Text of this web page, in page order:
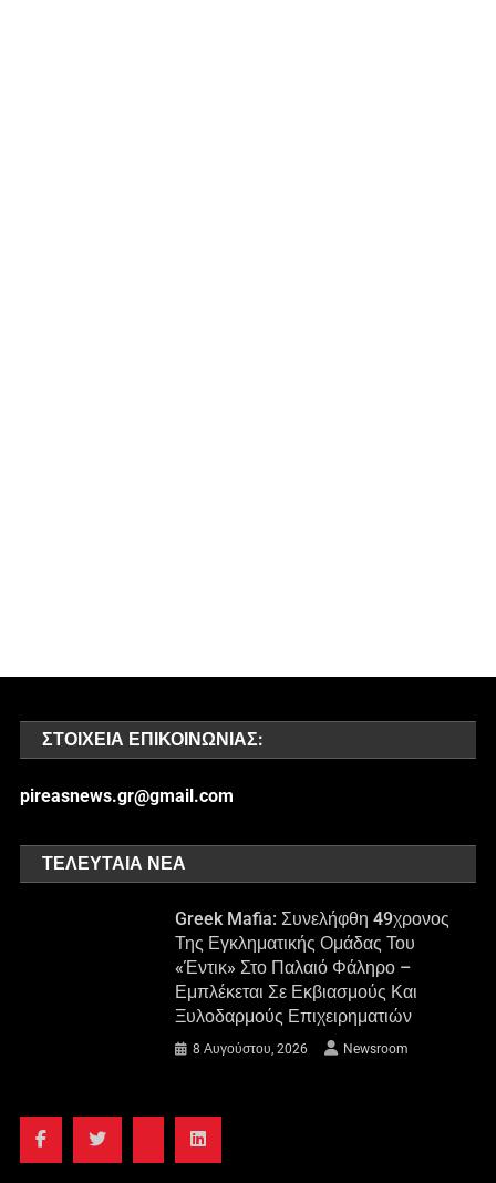
ΣΤΟΙΧΕΊΑ ΕΠΙΚΟΙΝΩΝΊΑΣ:
pireasnews.gr@gmail.com
ΤΕΛΕΥΤΑΊΑ ΝΈΑ
Greek Mafia: Συνελήφθη 49χρονος
Της Εγκληματικής Ομάδας Του
«Έντικ» Στο Παλαιό Φάληρο –
Εμπλέκεται Σε Εκβιασμούς Και
Ξυλοδαρμούς Επιχειρηματιών
8 Αυγούστου, 2026 Newsroom